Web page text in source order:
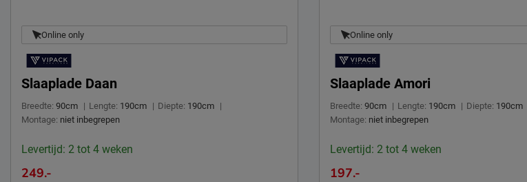
Online only
Slaaplade Daan
Breedte: 90cm | Lengte: 190cm | Diepte: 190cm |
Montage: niet inbegrepen
Levertijd: 2 tot 4 weken
249.-
Online only
Slaaplade Amori
Breedte: 90cm | Lengte: 190cm | Diepte: 190cm
Montage: niet inbegrepen
Levertijd: 2 tot 4 weken
197.-